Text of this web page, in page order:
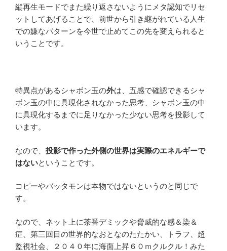
縦再生モードでまた繰り返さないようにメタ認知でリセ
ットしてあげることで、前世から引き継がれている人生
での嫌なパターンを今世で止めてこの先を変えられると
いうことです。
特異点があるシャボン玉の外は、五感で確認できるシャ
ボン玉の中に具現化されなかった思考、シャボン玉の中
に具現化するまでに足りなかった少ない思考を投影して
います。
なので、 投影で作った外側の世界は実際のエネルギーで
はないということです。
コピーやバッタモンは本物ではないというのと同じで
す。
なので、ネット上に茶番デミックや脅威的な感＆染＆
症、第三回目の世界的なおとなのたたかい、トラフ、超
監視社会、２０４０年に海面上昇６０ｍクルクル！みた